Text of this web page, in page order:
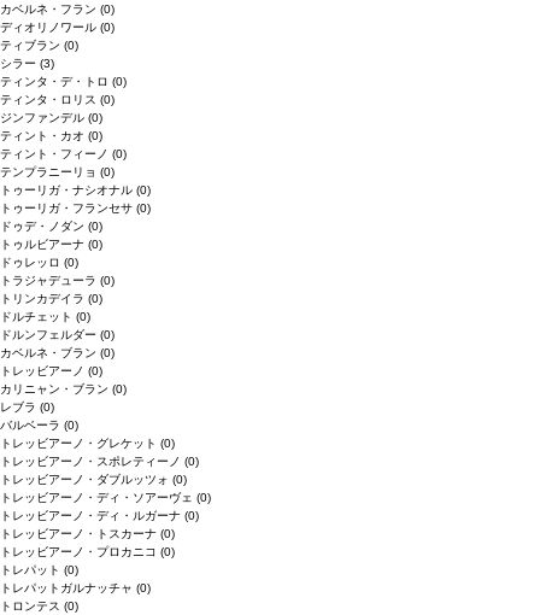
カベルネ・フラン (0)
ディオリノワール (0)
ティブラン (0)
シラー (3)
ティンタ・デ・トロ (0)
ティンタ・ロリス (0)
ジンファンデル (0)
ティント・カオ (0)
ティント・フィーノ (0)
テンプラニーリョ (0)
トゥーリガ・ナシオナル (0)
トゥーリガ・フランセサ (0)
ドゥデ・ノダン (0)
トゥルビアーナ (0)
ドゥレッロ (0)
トラジャデューラ (0)
トリンカデイラ (0)
ドルチェット (0)
ドルンフェルダー (0)
カベルネ・ブラン (0)
トレッビアーノ (0)
カリニャン・ブラン (0)
レブラ (0)
バルベーラ (0)
トレッビアーノ・グレケット (0)
トレッビアーノ・スポレティーノ (0)
トレッビアーノ・ダブルッツォ (0)
トレッビアーノ・ディ・ソアーヴェ (0)
トレッビアーノ・ディ・ルガーナ (0)
トレッビアーノ・トスカーナ (0)
トレッビアーノ・プロカニコ (0)
トレパット (0)
トレパットガルナッチャ (0)
トロンテス (0)